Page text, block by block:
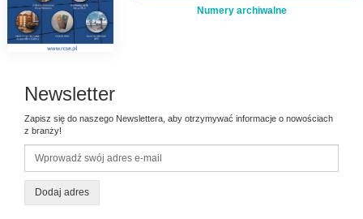
Numery archiwalne
Newsletter
Zapisz się do naszego Newslettera, aby otrzymywać informacje o nowościach
z branży!
Dodaj adres